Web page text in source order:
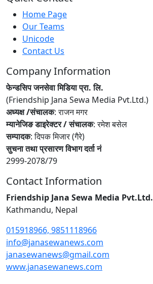
Home Page
Our Teams
Unicode
Contact Us
Company Information
फेन्डसिप जनसेवा मिडिया प्रा. लि.
(Friendship Jana Sewa Media Pvt.Ltd.)
अध्यक्ष /संचालक: राजन मगर
म्यानेजिङ डाइरेक्टर / संचालक: रमेश बसेल
सम्पादक: दिपक मिजार (गैरे)
सुचना तथा प्रसारण विभाग दर्ता नं
2999-2078/79
Contact Information
Friendship Jana Sewa Media Pvt.Ltd.
Kathmandu, Nepal
015918966, 9851118966
info@janasewanews.com
janasewanews@gmail.com
www.janasewanews.com